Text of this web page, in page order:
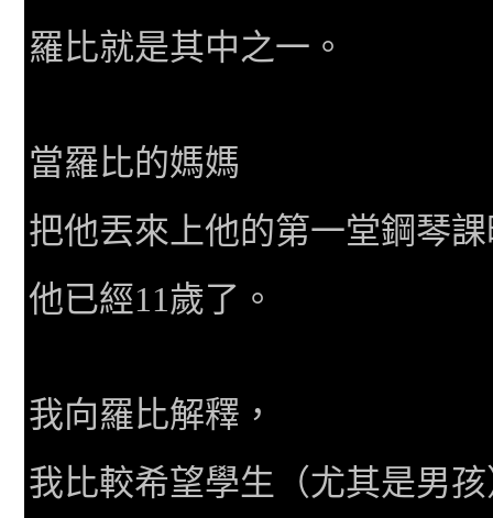
羅比就是其中之一。
當羅比的媽媽
把他丟來上他的第一堂鋼琴
他已經11歲了。
我向羅比解釋，
我比較希望學生（尤其是男